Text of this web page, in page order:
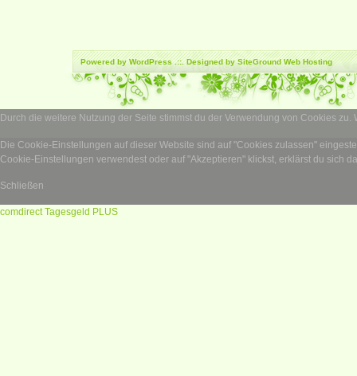
Powered byWordPress.::. Designed by SiteGroundWeb Hosting
Durch die weitere Nutzung der Seite stimmst du der Verwendung von Cookies zu.
Die Cookie-Einstellungen auf dieser Website sind auf "Cookies zulassen"
Cookie-Einstellungen verwendest oder auf "Akzeptieren" klickst, erklärst du sich
Schließen
comdirect Tagesgeld PLUS